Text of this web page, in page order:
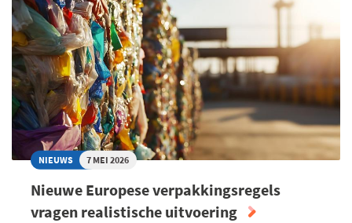
VOOR
DE
REALITEIT
NIEUWS 7 MEI 2026
Nieuwe Europese verpakkingsregels
vragen realistische uitvoering